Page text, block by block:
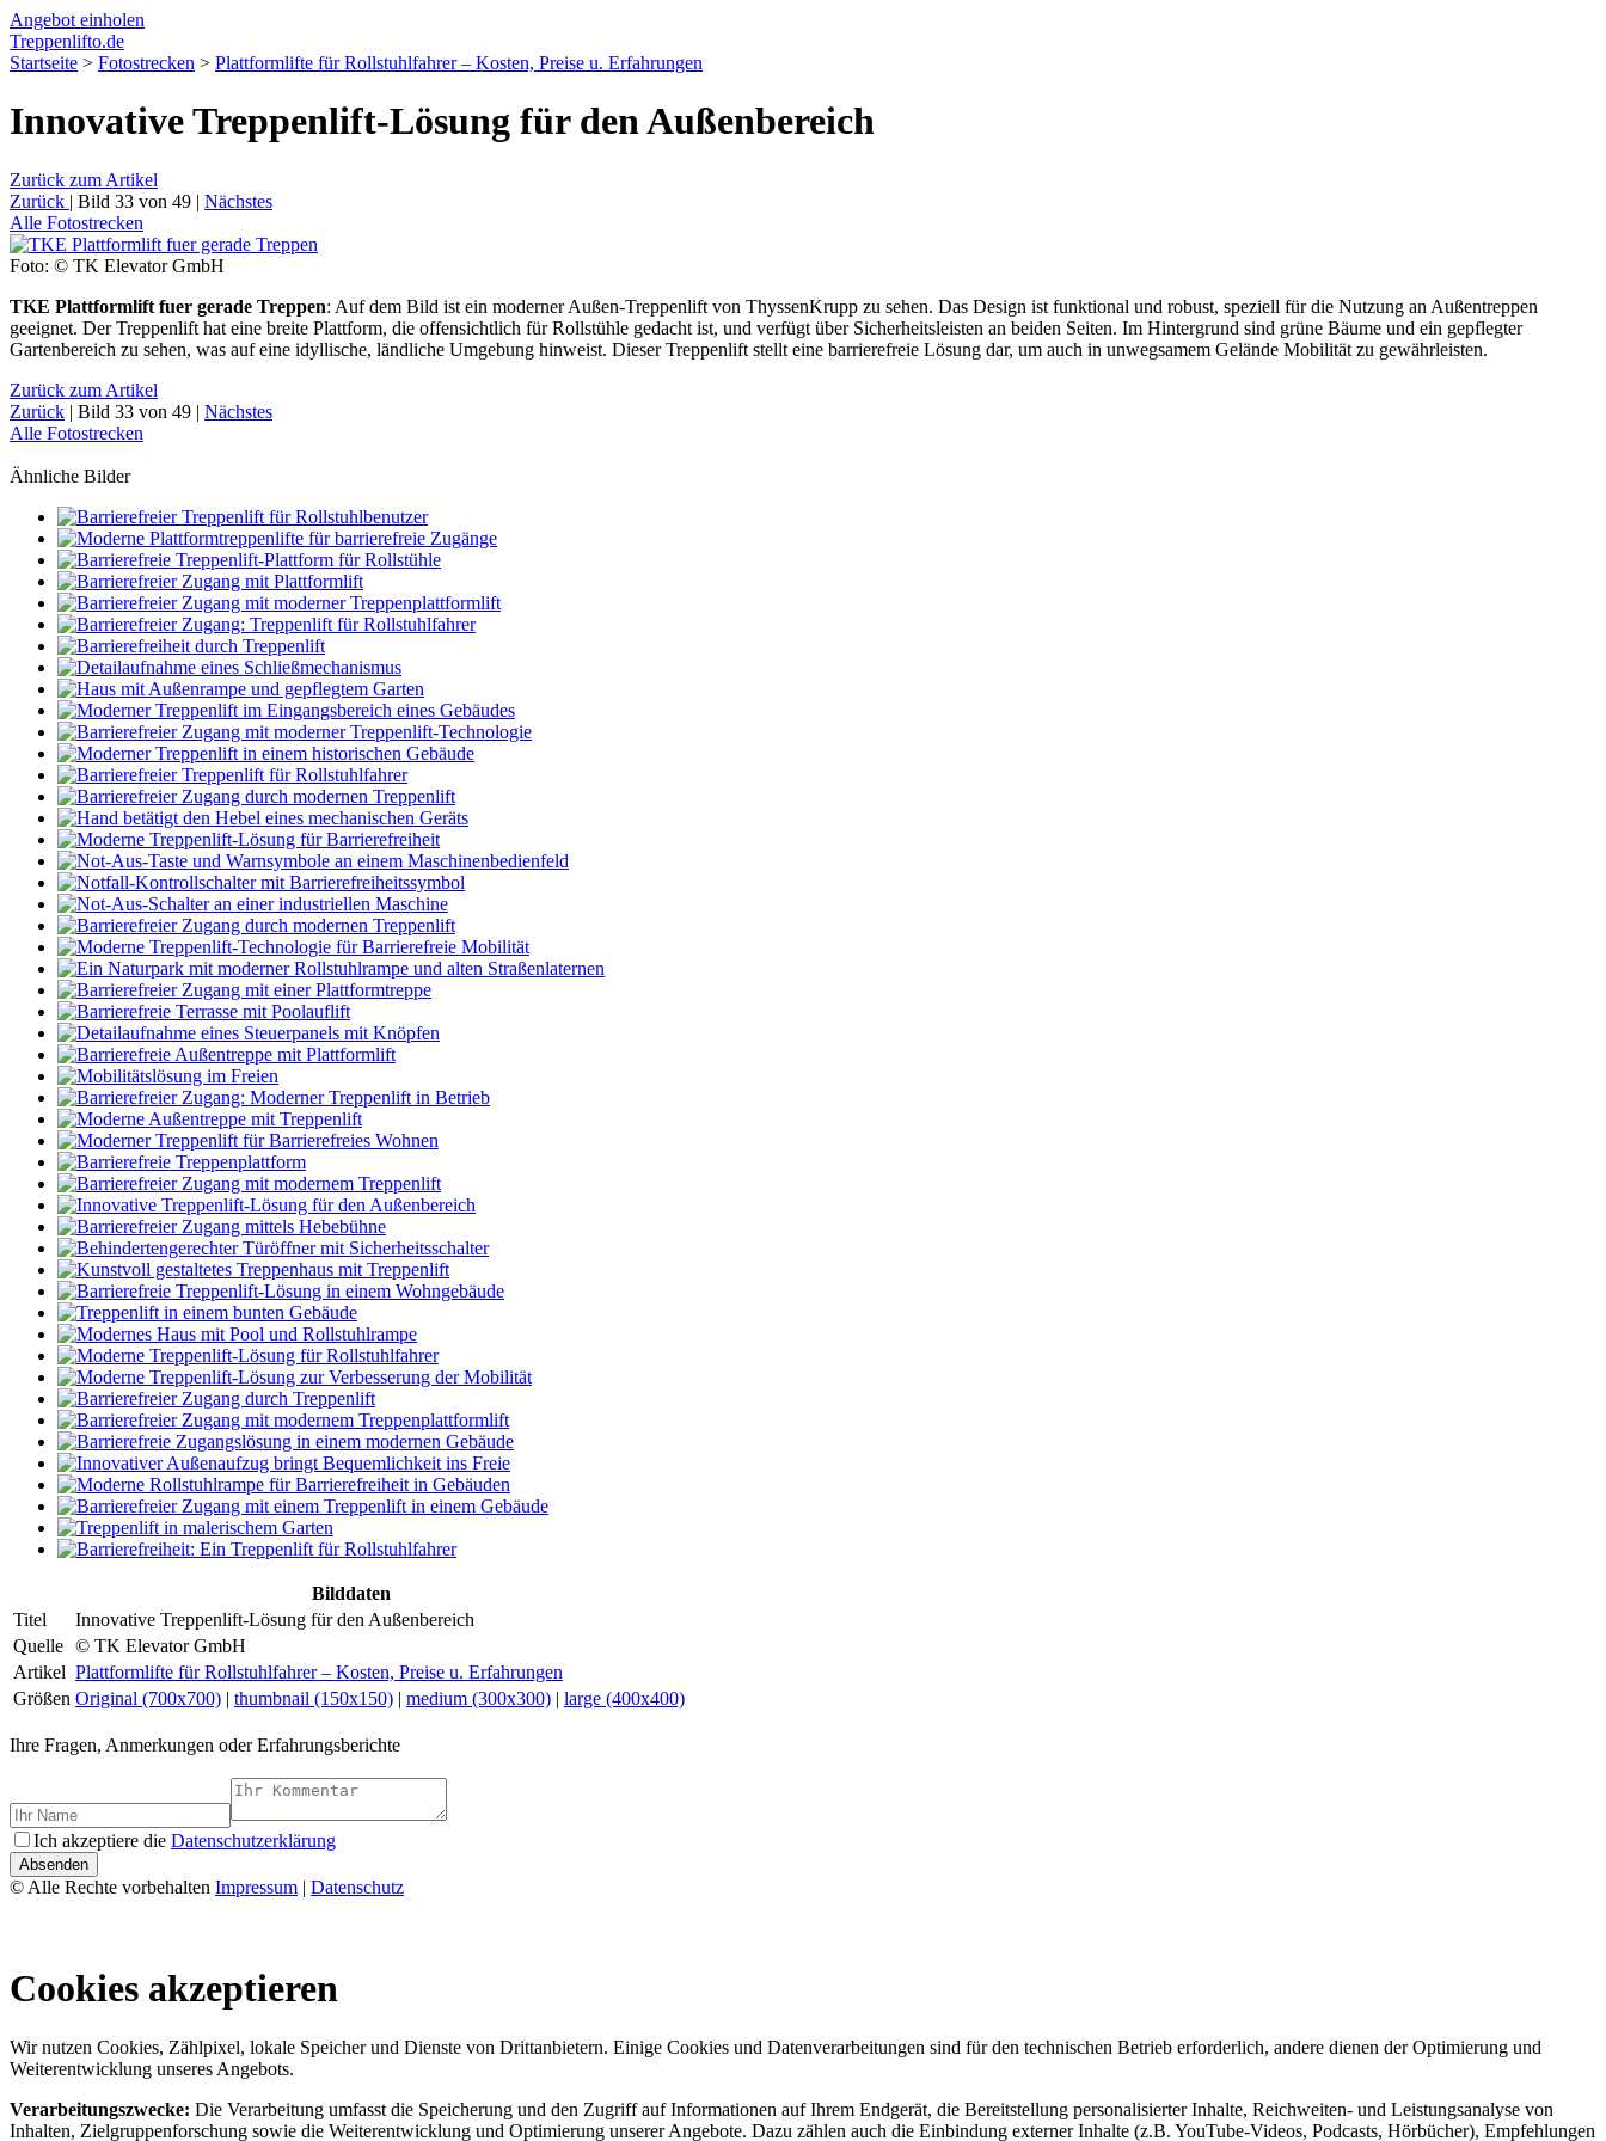
Angebot einholen
Treppenlifto.de
Startseite > Fotostrecken > Plattformlifte für Rollstuhlfahrer – Kosten, Preise u. Erfahrungen
Innovative Treppenlift-Lösung für den Außenbereich
Zurück zum Artikel
Zurück | Bild 33 von 49 | Nächstes
Alle Fotostrecken
Foto: © TK Elevator GmbH
TKE Plattformlift fuer gerade Treppen: Auf dem Bild ist ein moderner Außen-Treppenlift von ThyssenKrupp zu sehen. Das Design ist funktional und robust, speziell für die Nutzung an Außentreppen
geeignet. Der Treppenlift hat eine breite Plattform, die offensichtlich für Rollstühle gedacht ist, und verfügt über Sicherheitsleisten an beiden Seiten. Im Hintergrund sind grüne Bäume und ein gepflegter
Gartenbereich zu sehen, was auf eine idyllische, ländliche Umgebung hinweist. Dieser Treppenlift stellt eine barrierefreie Lösung dar, um auch in unwegsamem Gelände Mobilität zu gewährleisten.
Zurück zum Artikel
Zurück | Bild 33 von 49 | Nächstes
Alle Fotostrecken
Ähnliche Bilder
Bilddaten
Titel
Innovative Treppenlift-Lösung für den Außenbereich
Quelle © TK Elevator GmbH
Artikel Plattformlifte für Rollstuhlfahrer – Kosten, Preise u. Erfahrungen
Größen Original (700x700) | thumbnail (150x150) | medium (300x300) | large (400x400)
Ihre Fragen, Anmerkungen oder Erfahrungsberichte
Ich akzeptiere die Datenschutzerklärung
Absenden
© Alle Rechte vorbehalten Impressum | Datenschutz
Cookies akzeptieren
Wir nutzen Cookies, Zählpixel, lokale Speicher und Dienste von Drittanbietern. Einige Cookies und Datenverarbeitungen sind für den technischen Betrieb erforderlich, andere dienen der Optimierung und
Weiterentwicklung unseres Angebots.
Verarbeitungszwecke: Die Verarbeitung umfasst die Speicherung und den Zugriff auf Informationen auf Ihrem Endgerät, die Bereitstellung personalisierter Inhalte, Reichweiten- und Leistungsanalyse von
Inhalten, Zielgruppenforschung sowie die Weiterentwicklung und Optimierung unserer Angebote. Dazu zählen auch die Einbindung externer Inhalte (z.B. YouTube-Videos, Podcasts, Hörbücher), Empfehlungen